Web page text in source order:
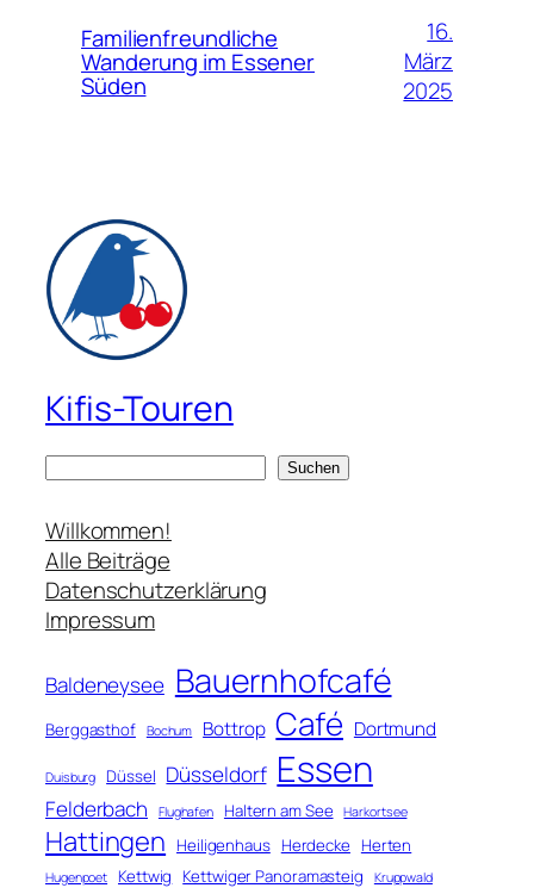
Familienfreundliche
Wanderung im Essener
Süden
16.
März
2025
Kifis-Touren
c
h
e
n
Suchen
Willkommen!
Alle Beiträge
Datenschutzerklärung
Impressum
Baldeneysee Bauernhofcafé
Berggasthof Bochum Bottrop Café Dortmund
Duisburg Düssel Düsseldorf Essen
Felderbach Flughafen Haltern am See Harkortsee
Hattingen Heiligenhaus Herdecke Herten
Hugenpoet Kettwig Kettwiger Panoramasteig Kruppwald